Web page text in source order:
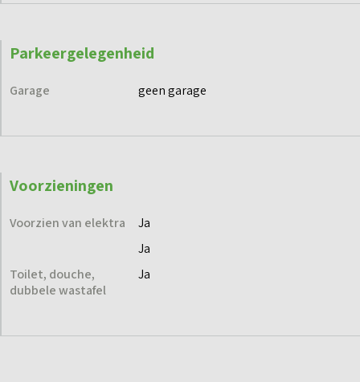
Parkeergelegenheid
Garage geen garage
Voorzieningen
Voorzien van elektra
Ja
Ja
Toilet, douche,
dubbele wastafel
Ja